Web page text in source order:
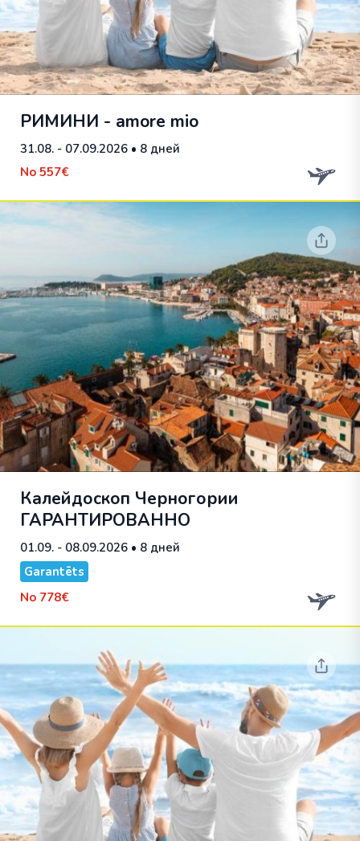
РИМИНИ - amore mio
31.08. - 07.09.2026 • 8 дней
No 557€
Калейдоскоп Черногории
ГАРАНТИРОВАННО
01.09. - 08.09.2026 • 8 дней
Garantēts
No 778€